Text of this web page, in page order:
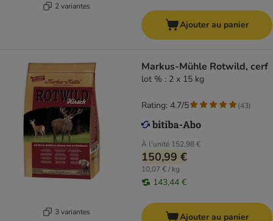
2 variantes
Ajouter au panier
3 variantes
Markus-Mühle Rotwild, cerf
lot % : 2 x 15 kg
À l'unité 152,98 €
150,99 €
10,07 € / kg
143,44 €
Rating: 4.7/5 (43)
Ajouter au panier